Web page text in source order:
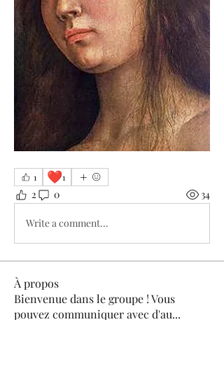
1 ❤️1
2 0 34
Write a comment...
À propos
Bienvenue dans le groupe ! Vous
pouvez communiquer avec d'au...